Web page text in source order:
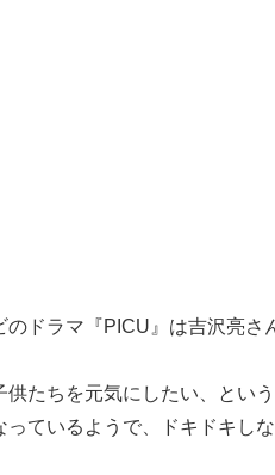
のドラマ『PICU』は吉沢亮
供たちを元気にしたい、とい
っているようで、ドキドキし